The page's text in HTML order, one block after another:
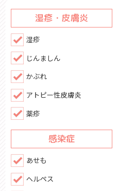
湿疹・皮膚炎
湿疹
じんましん
かぶれ
アトピー性皮膚炎
薬疹
感染症
あせも
ヘルペス